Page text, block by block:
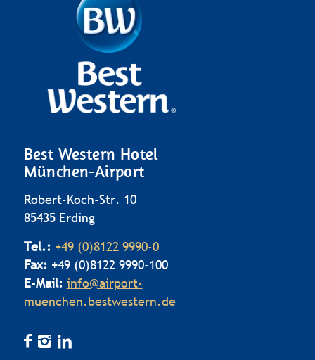
Best Western Hotel
München-Airport
Robert-Koch-Str. 10
85435 Erding
Tel.: +49 (0)8122 9990-0
Fax: +49 (0)8122 9990-100
E-Mail: info@airport-
muenchen.bestwestern.de